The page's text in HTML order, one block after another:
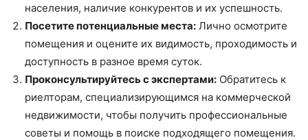
населения, наличие конкурентов и их успешность.
Посетите потенциальные места: Лично осмотрите
помещения и оцените их видимость, проходимость и
доступность в разное время суток.
Проконсультируйтесь с экспертами: Обратитесь к
риелторам, специализирующимся на коммерческой
недвижимости, чтобы получить профессиональные
советы и помощь в поиске подходящего помещения.